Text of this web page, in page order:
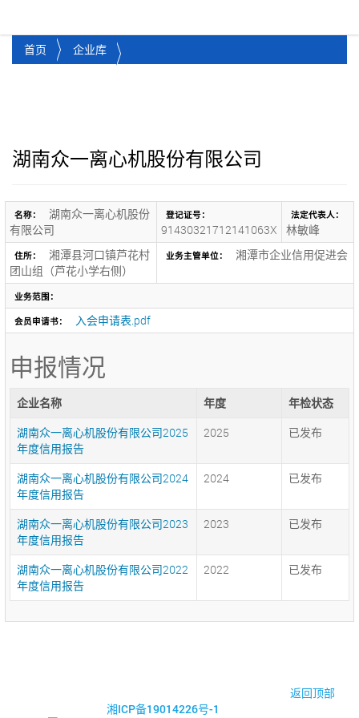
首页 企业库
湖南众一离心机股份有限公司
名称：
湖南众一离心机股份
有限公司
登记证号：
91430321712141063X
法定代表人：
林敏峰
住所：
湘潭县河口镇芦花村
团山组（芦花小学右侧）
业务主管单位： 湘潭市企业信用促进会
业务范围：
会员申请书： 入会申请表.pdf
申报情况
企业名称 年度
年检状态
湖南众一离心机股份有限公司2025
年度信用报告
2025 已发布
湖南众一离心机股份有限公司2024
年度信用报告
2024 已发布
湖南众一离心机股份有限公司2023
年度信用报告
2023 已发布
湖南众一离心机股份有限公司2022
年度信用报告
2022 已发布
返回顶部
湘ICP备19014226号-1